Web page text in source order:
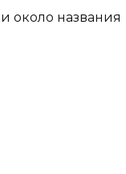
около названия